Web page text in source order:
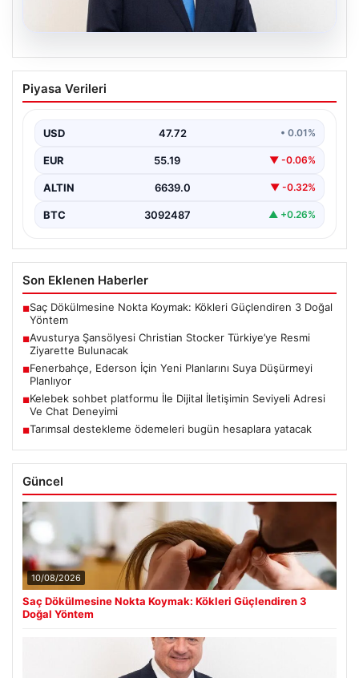
Avusturya Şansölyesi Christian
Stocker Türkiye’ye Resmi Ziyarette
Avusturya Şansölyesi Christian Stocker, yarın Türkiye’ye
Cumhurbaşkanlığı İletişim Başkanı…
Piyasa Verileri
USD 47.72 • 0.01%
EUR 55.19 ▼ -0.06%
ALTIN 6639.0 ▼ -0.32%
BTC 3092487 ▲ +0.26%
Son Eklenen Haberler
■Saç Dökülmesine Nokta Koymak: Kökleri Güçlendiren 3 Doğal
Yöntem
■Avusturya Şansölyesi Christian Stocker Türkiye’ye Resmi
Ziyarette Bulunacak
■Fenerbahçe, Ederson İçin Yeni Planlarını Suya Düşürmeyi
Planlıyor
■Kelebek sohbet platformu İle Dijital İletişimin Seviyeli Adresi
Ve Chat Deneyimi
■Tarımsal destekleme ödemeleri bugün hesaplara yatacak
Güncel
10/08/2026
Saç Dökülmesine Nokta Koymak: Kökleri Güçlendiren 3
Doğal Yöntem